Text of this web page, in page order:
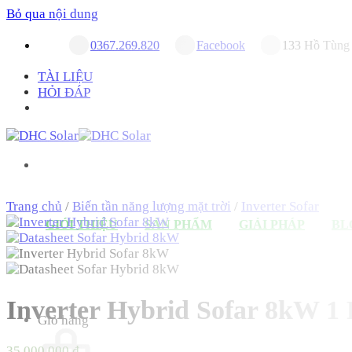
Bỏ qua nội dung
0367.269.820 Facebook 133 Hồ
TÀI LIỆU
HỎI ĐÁP
GIỚI THIỆU SẢN PHẨM GIẢI PHÁP
Giỏ hàng
Trang chủ / Biến tần năng lượng mặt trời / Inverter Sofar
Inverter Hybrid Sofar 8kW 1